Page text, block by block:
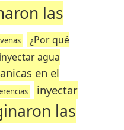
las
¿Por qué
agua
en el
inyectar
las